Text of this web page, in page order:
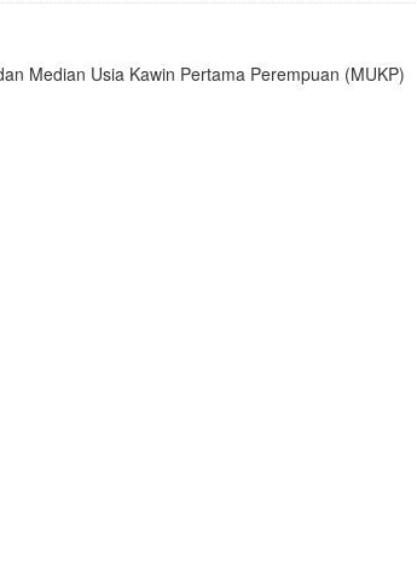
Median Usia Kawin Pertama Perempuan (MUKP)